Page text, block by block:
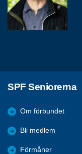
SPF Seniorerna
Om förbundet
Bli medlem
Förmåner